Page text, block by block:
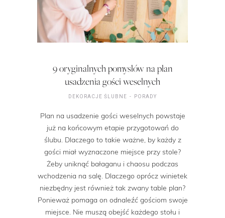
9 oryginalnych pomysłów na plan
usadzenia gości weselnych
DEKORACJE ŚLUBNE PORADY
Plan na usadzenie gości weselnych powstaje
już na końcowym etapie przygotowań do
ślubu. Dlaczego to takie ważne, by każdy z
gości miał wyznaczone miejsce przy stole?
Żeby uniknąć bałaganu i chaosu podczas
wchodzenia na salę. Dlaczego oprócz winietek
niezbędny jest również tak zwany table plan?
Ponieważ pomaga on odnaleźć gościom swoje
miejsce. Nie muszą obejść każdego stołu i